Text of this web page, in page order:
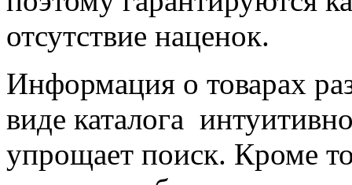
отсутствие наценок.
Информация о товарах
виде каталога
упрощает поиск. Кроме